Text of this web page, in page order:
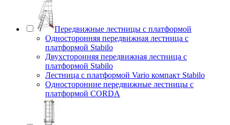
Передвижные лестницы с платформой
Односторонняя передвижная лестница с
платформой Stabilo
Двухсторонняя передвижная лестница с
платформой Stabilo
Лестница с платформой Vario компакт Stabilo
Односторонние передвижные лестницы с
платформой CORDA